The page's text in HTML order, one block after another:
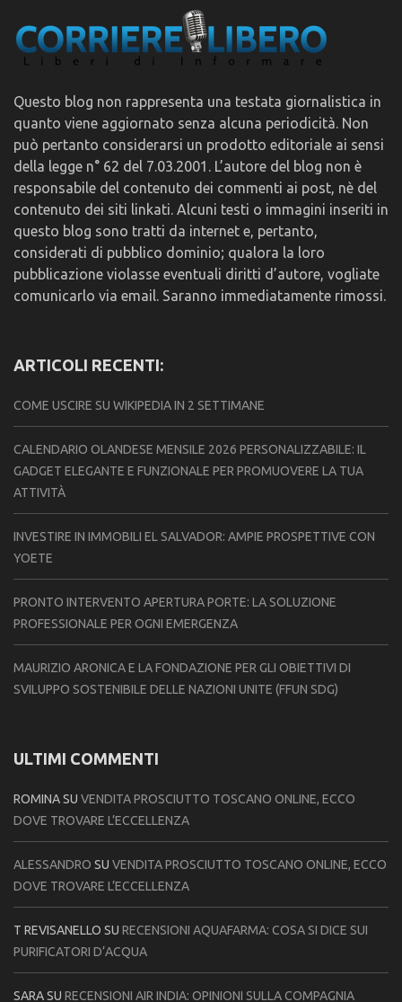
Questo blog non rappresenta una testata giornalistica in
quanto viene aggiornato senza alcuna periodicità. Non
può pertanto considerarsi un prodotto editoriale ai sensi
della legge n° 62 del 7.03.2001. L’autore del blog non è
responsabile del contenuto dei commenti ai post, nè del
contenuto dei siti linkati. Alcuni testi o immagini inseriti in
questo blog sono tratti da internet e, pertanto,
considerati di pubblico dominio; qualora la loro
pubblicazione violasse eventuali diritti d’autore, vogliate
comunicarlo via email. Saranno immediatamente rimossi.
ARTICOLI RECENTI:
COME USCIRE SU WIKIPEDIA IN 2 SETTIMANE
CALENDARIO OLANDESE MENSILE 2026 PERSONALIZZABILE: IL
GADGET ELEGANTE E FUNZIONALE PER PROMUOVERE LA TUA
ATTIVITÀ
INVESTIRE IN IMMOBILI EL SALVADOR: AMPIE PROSPETTIVE CON
YOETE
PRONTO INTERVENTO APERTURA PORTE: LA SOLUZIONE
PROFESSIONALE PER OGNI EMERGENZA
MAURIZIO ARONICA E LA FONDAZIONE PER GLI OBIETTIVI DI
SVILUPPO SOSTENIBILE DELLE NAZIONI UNITE (FFUN SDG)
ULTIMI COMMENTI
ROMINASU VENDITA PROSCIUTTO TOSCANO ONLINE, ECCO
DOVE TROVARE L’ECCELLENZA
ALESSANDRO SU VENDITA PROSCIUTTO TOSCANO ONLINE, ECCO
DOVE TROVARE L’ECCELLENZA
T REVISANELLO SU RECENSIONI AQUAFARMA: COSA SI DICE SUI
PURIFICATORI D’ACQUA
SARASU RECENSIONI AIR INDIA: OPINIONI SULLA COMPAGNIA